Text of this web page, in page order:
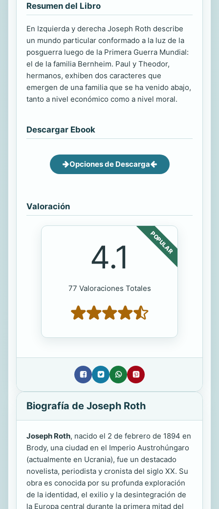
Resumen del Libro
En Izquierda y derecha Joseph Roth describe
un mundo particular conformado a la luz de la
posguerra luego de la Primera Guerra Mundial:
el de la familia Bernheim. Paul y Theodor,
hermanos, exhiben dos caracteres que
emergen de una familia que se ha venido abajo,
tanto a nivel económico como a nivel moral.
Descargar Ebook
Opciones de Descarga
Valoración
POPULAR
4.1
77 Valoraciones Totales
Biografía de Joseph Roth
Joseph Roth, nacido el 2 de febrero de 1894 en
Brody, una ciudad en el Imperio Austrohúngaro
(actualmente en Ucrania), fue un destacado
novelista, periodista y cronista del siglo XX. Su
obra es conocida por su profunda exploración
de la identidad, el exilio y la desintegración de
la Europa central durante la primera mitad del